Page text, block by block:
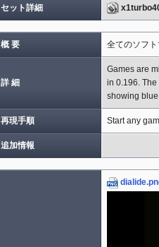
セット詳細
概 要 全てのソフト
詳 細
Games are
in 0.196.
showing
再現手順 Start any
追加情報